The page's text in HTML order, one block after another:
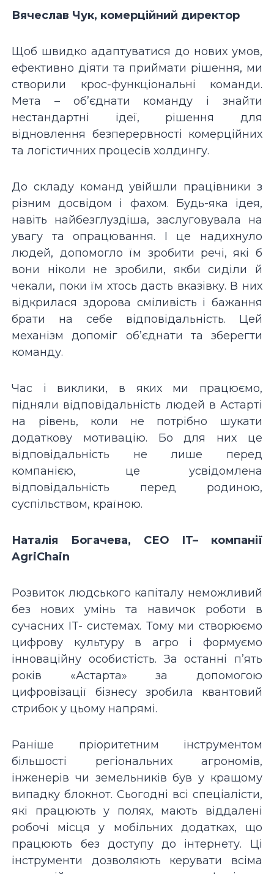
Вячеслав Чук, комерційний директор
Щоб швидко адаптуватися до нових умов,
ефективно діяти та приймати рішення, ми
створили крос-функціональні команди.
Мета – об’єднати команду і знайти
нестандартні ідеї, рішення для
відновлення безперервності комерційних
та логістичних процесів холдингу.
До складу команд увійшли працівники з
різним досвідом і фахом. Будь-яка ідея,
навіть найбезглуздіша, заслуговувала на
увагу та опрацювання. І це надихнуло
людей, допомогло їм зробити речі, які б
вони ніколи не зробили, якби сиділи й
чекали, поки їм хтось дасть вказівку. В них
відкрилася здорова сміливість і бажання
брати на себе відповідальність. Цей
механізм допоміг об’єднати та зберегти
команду.
Час і виклики, в яких ми працюємо,
підняли відповідальність людей в Астарті
на рівень, коли не потрібно шукати
додаткову мотивацію. Бо для них це
відповідальність не лише перед
компанією, це усвідомлена
відповідальність перед родиною,
суспільством, країною.
Наталія Богачева, СЕО IT– компанії
AgriChain
Розвиток людського капіталу неможливий
без нових умінь та навичок роботи в
сучасних IT- системах. Тому ми створюємо
цифрову культуру в агро і формуємо
інноваційну особистість. За останні п’ять
років «Астарта» за допомогою
цифровізації бізнесу зробила квантовий
стрибок у цьому напрямі.
Раніше пріоритетним інструментом
більшості регіональних агрономів,
інженерів чи земельників був у кращому
випадку блокнот. Сьогодні всі спеціалісти,
які працюють у полях, мають віддалені
робочі місця у мобільних додатках, що
працюють без доступу до інтернету. Ці
інструменти дозволяють керувати всіма